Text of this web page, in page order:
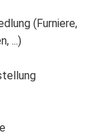
(Furniere,
...)